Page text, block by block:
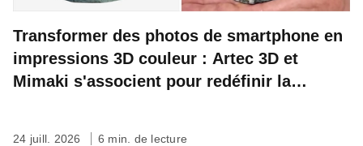
Transformer des photos de smartphone en
impressions 3D couleur : Artec 3D et
Mimaki s'associent pour redéfinir la
24 juill. 2026 6 min. de lecture